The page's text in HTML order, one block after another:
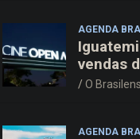
AGENDA
vendas
3ª
O
AGENDA